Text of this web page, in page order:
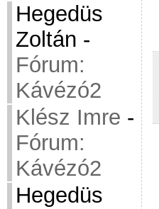
Hegedüs
Zoltán -
Fórum:
Kávézó2
Klész Imre -
Fórum:
Kávézó2
Hegedüs